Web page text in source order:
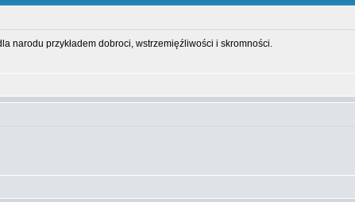
narodu przykładem dobroci, wstrzemięźliwości i skromności.